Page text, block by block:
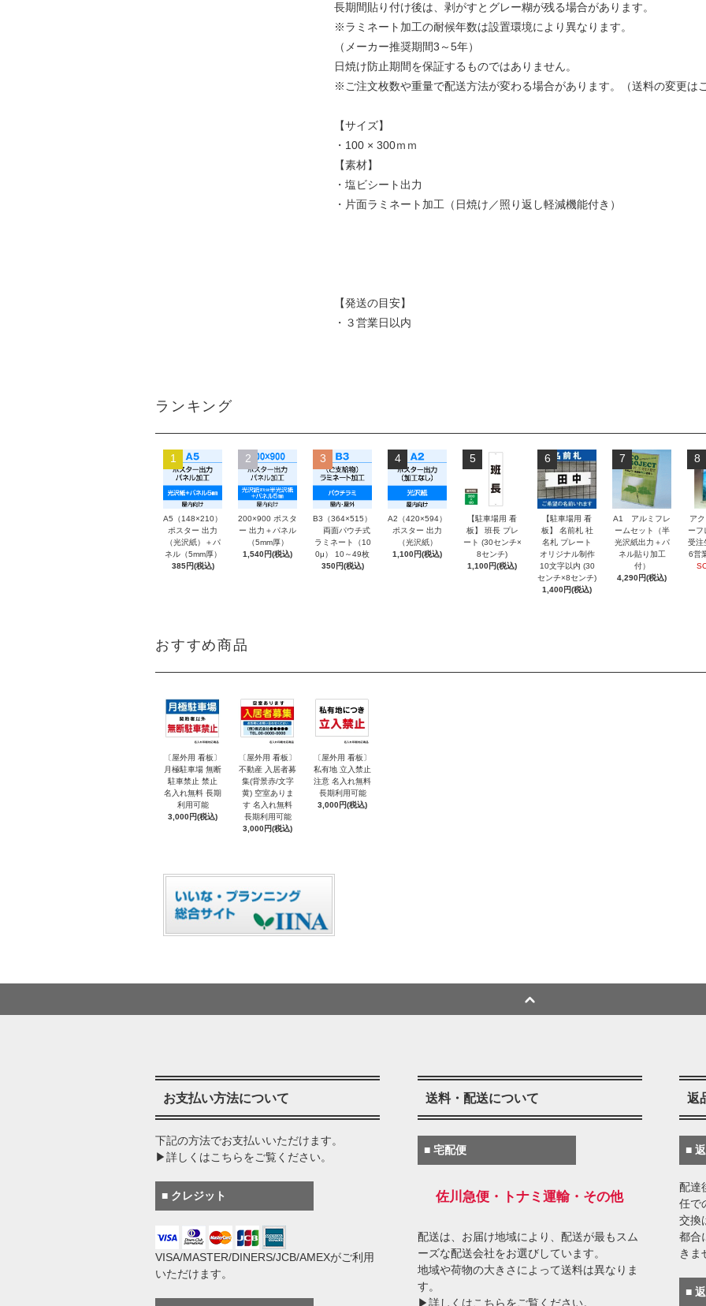
長期間貼り付け後は、剥がすとグレー糊が残る場合があります。
※ラミネート加工の耐候年数は設置環境により異なります。
（メーカー推奨期間3～5年）
日焼け防止期間を保証するものではありません。
※ご注文枚数や重量で配送方法が変わる場合があります。（送料の変更は
【サイズ】
・100 × 300ｍｍ
【素材】
・塩ビシート出力
・片面ラミネート加工（日焼け／照り返し軽減機能付き）
【発送の目安】
・３営業日以内
ランキング
1
A5（148×210）
ポスター 出力
（光沢紙）＋パ
ネル（5mm厚）
385円(税込)
2
200×900 ポスタ
ー 出力＋パネル
（5mm厚）
1,540円(税込)
3
B3（364×515）
両面パウチ式
ラミネート（10
0μ） 10～49枚
350円(税込)
4
A2（420×594）
ポスター 出力
（光沢紙）
1,100円(税込)
5
【駐車場用 看
板】 班長 プレ
ート (30センチ×
8センチ)
1,100円(税込)
6
【駐車場用 看
板】 名前札 社
名札 プレート
オリジナル制作
10文字以内 (30
センチ×8センチ)
1,400円(税込)
7
A1 アルミフレ
ームセット（半
光沢紙出力＋パ
ネル貼り加工
付）
4,290円(税込)
8
ア
ー
受注
6営
おすすめ商品
〔屋外用 看板〕
月極駐車場 無断
駐車禁止 禁止
名入れ無料 長期
利用可能
3,000円(税込)
〔屋外用 看板〕
不動産 入居者募
集(背景赤/文字
黄) 空室ありま
す 名入れ無料
長期利用可能
3,000円(税込)
〔屋外用 看板〕
私有地 立入禁止
注意 名入れ無料
長期利用可能
3,000円(税込)
お支払い方法について
下記の方法でお支払いいただけます。
▶詳しくはこちらをご覧ください。
■ クレジット
VISA/MASTER/DINERS/JCB/AMEXがご利用
いただけます。
送料・配送について
■ 宅配便
佐川急便・トナミ運輸・その他
配送は、お届け地域により、配送が最もスム
ーズな配送会社をお選びしています。
地域や荷物の大きさによって送料は異なりま
す。
▶詳しくはこちらをご覧ください。
返
■
配達
任で
交換
都合
きま
■